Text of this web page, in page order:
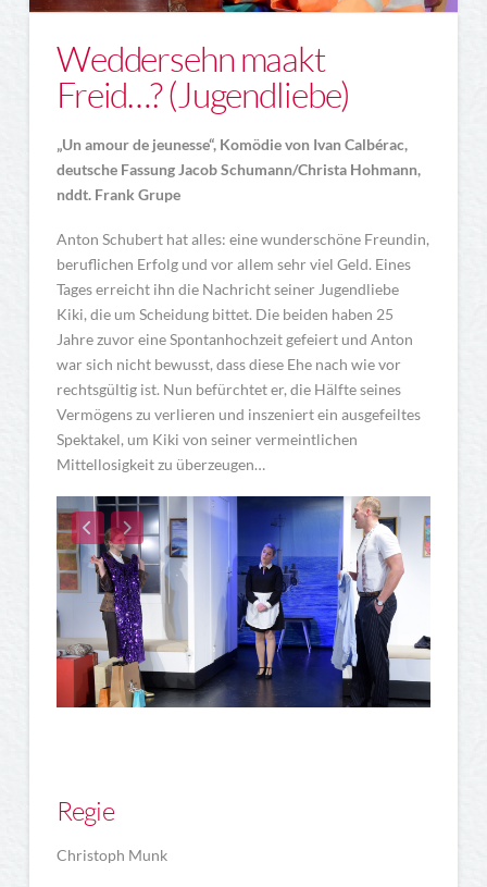
Weddersehn maakt
Freid…? (Jugendliebe)
„Un amour de jeunesse“, Komödie von Ivan Calbérac,
deutsche Fassung Jacob Schumann/Christa Hohmann,
nddt. Frank Grupe
Anton Schubert hat alles: eine wunderschöne Freundin,
beruflichen Erfolg und vor allem sehr viel Geld. Eines
Tages erreicht ihn die Nachricht seiner Jugendliebe
Kiki, die um Scheidung bittet. Die beiden haben 25
Jahre zuvor eine Spontanhochzeit gefeiert und Anton
war sich nicht bewusst, dass diese Ehe nach wie vor
rechtsgültig ist. Nun befürchtet er, die Hälfte seines
Vermögens zu verlieren und inszeniert ein ausgefeiltes
Spektakel, um Kiki von seiner vermeintlichen
Mittellosigkeit zu überzeugen…
Regie
Christoph Munk